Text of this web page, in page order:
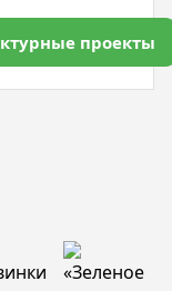
с
в
проекты